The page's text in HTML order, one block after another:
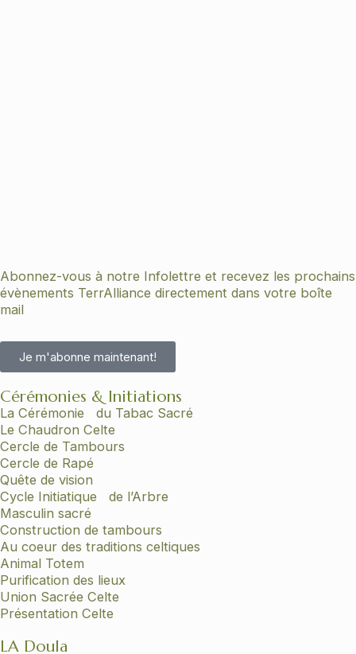
Abonnez-vous à notre Infolettre et recevez les prochains
évènements TerrAlliance directement dans votre boîte
mail
Je m'abonne maintenant!
Cérémonies & Initiations
La Cérémonie du Tabac Sacré
Le Chaudron Celte
Cercle de Tambours
Cercle de Rapé
Quête de vision
Cycle Initiatique de l’Arbre
Masculin sacré
Construction de tambours
Au coeur des traditions celtiques
Animal Totem
Purification des lieux
Union Sacrée Celte
Présentation Celte
LA Doula